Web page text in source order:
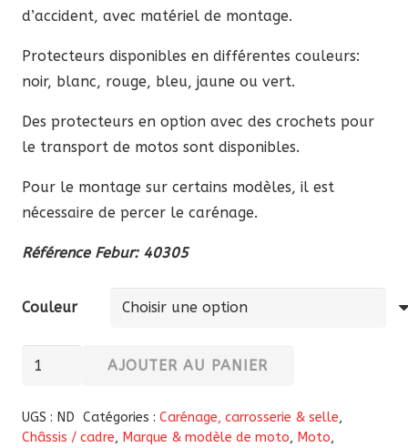
d’accident, avec matériel de montage.
Protecteurs disponibles en différentes couleurs:
noir, blanc, rouge, bleu, jaune ou vert.
Des protecteurs en option avec des crochets pour
le transport de motos sont disponibles.
Pour le montage sur certains modèles, il est
nécessaire de percer le carénage.
Référence Febur: 40305
Couleur
quantité
Paire
de
AJOUTER AU PANIER
UGS : ND Catégories : Carénage, carrosserie & selle,
Châssis / cadre, Marque & modèle de moto, Moto,